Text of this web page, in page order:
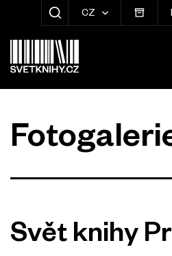
ZOBRAZIT HLEDÁNÍ
CZ
Svět knihy